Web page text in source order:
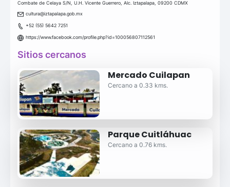
Combate de Celaya S/N, U.H. Vicente Guerrero, Alc. Iztapalapa, 09200 CDMX
cultura@iztapalapa.gob.mx
+52 (55) 5642 7251
https://www.facebook.com/profile.php?id=100056807112561
Sitios cercanos
Mercado Cuilapan
Cercano a 0.33 kms.
Parque Cuitláhuac
Cercano a 0.76 kms.